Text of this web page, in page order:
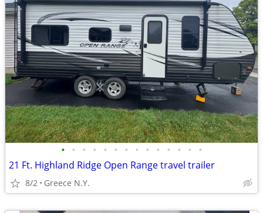
• • • • • • • • • • • • • •
21 Ft. Highland Ridge Open Range travel trailer
8/2 Greece N.Y.